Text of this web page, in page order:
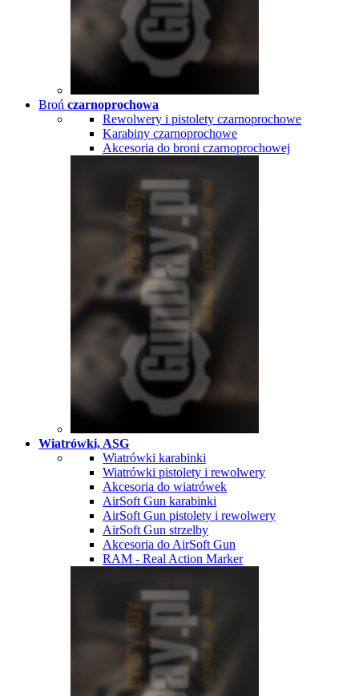
Broń czarnoprochowa
Rewolwery i pistolety czarnoprochowe
Karabiny czarnoprochowe
Akcesoria do broni czarnoprochowej
Wiatrówki, ASG
Wiatrówki karabinki
Wiatrówki pistolety i rewolwery
Akcesoria do wiatrówek
AirSoft Gun karabinki
AirSoft Gun pistolety i rewolwery
AirSoft Gun strzelby
Akcesoria do AirSoft Gun
RAM - Real Action Marker